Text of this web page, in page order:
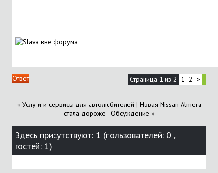
Ответ Страница 1 из 2 1 2 >
« Услуги и сервисы для автолюбителей | Новая Nissan Almera
стала дороже - Обсуждение »
Здесь присутствуют: 1 (пользователей: 0 ,
гостей: 1)